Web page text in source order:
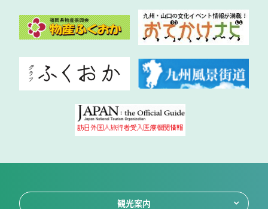
観光案内